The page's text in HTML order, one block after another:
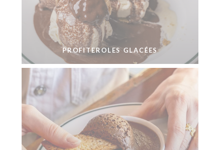
PROFITEROLES GLACÉES